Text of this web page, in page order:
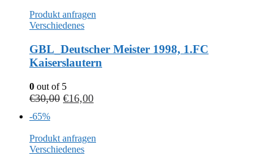
Produkt anfragen
Verschiedenes
GBL_Deutscher Meister 1998, 1.FC
Kaiserslautern
0 out of 5
€30,00 €16,00
-65%
Produkt anfragen
Verschiedenes